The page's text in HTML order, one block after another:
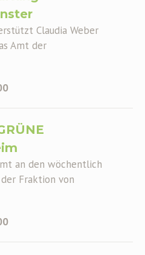
Claudia Weber
Amt der
an den wöchentlich
Fraktion von